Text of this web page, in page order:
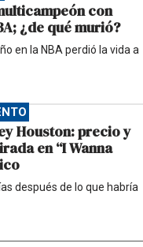
con
¿de qué murió?
en la NBA perdió la vida a
Houston: precio y
en “I Wanna
después de lo que habría